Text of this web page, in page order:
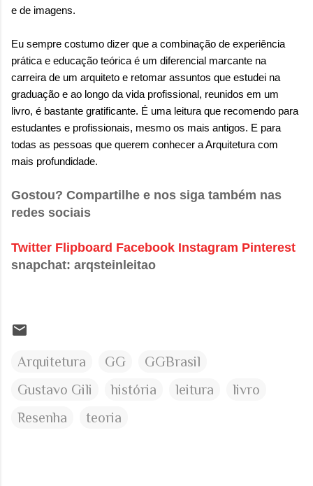
e de imagens.
Eu sempre costumo dizer que a combinação de experiência
prática e educação teórica é um diferencial marcante na
carreira de um arquiteto e retomar assuntos que estudei na
graduação e ao longo da vida profissional, reunidos em um
livro, é bastante gratificante. É uma leitura que recomendo para
estudantes e profissionais, mesmo os mais antigos. E para
todas as pessoas que querem conhecer a Arquitetura com
mais profundidade.
Gostou? Compartilhe e nos siga também nas
redes sociais
Twitter Flipboard Facebook Instagram Pinterest
snapchat: arqsteinleitao
Arquitetura GG
GGBrasil
Gustavo Gili
história leitura
livro
Resenha
teoria